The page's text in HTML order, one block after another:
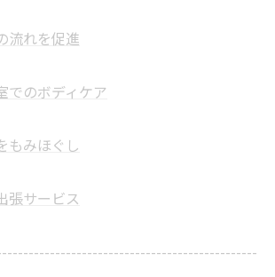
流れを促進
でのボディケア
もみほぐし
張サービス